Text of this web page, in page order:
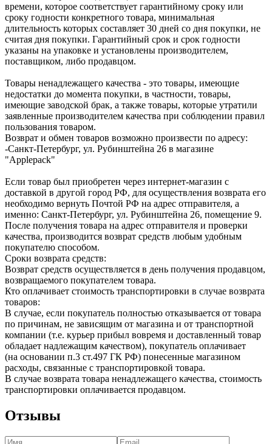
времени, которое соответствует гарантийному сроку или
сроку годности конкретного товара, минимальная
длительность которых составляет 30 дней со дня покупки, не
считая дня покупки. Гарантийный срок и срок годности
указаны на упаковке и установлены производителем,
поставщиком, либо продавцом.
Товары ненадлежащего качества - это товары, имеющие
недостатки до момента покупки, в частности, товары,
имеющие заводской брак, а также товары, которые утратили
заявленные производителем качества при соблюдении правил
пользования товаром.
Возврат и обмен товаров возможно произвести по адресу:
-Санкт-Петербург, ул. Рубинштейна 26 в магазине
"Applepack"
Если товар был приобретен через интернет-магазин с
доставкой в другой город РФ, для осуществления возврата его
необходимо вернуть Почтой РФ на адрес отправителя, а
именно: Санкт-Петербург, ул. Рубинштейна 26, помещение 9.
После получения товара на адрес отправителя и проверки
качества, производится возврат средств любым удобным
покупателю способом.
Сроки возврата средств:
Возврат средств осуществляется в день получения продавцом,
возвращаемого покупателем товара.
Кто оплачивает стоимость транспортировки в случае возврата
товаров:
В случае, если покупатель полностью отказывается от товара
по причинам, не зависящим от магазина и от транспортной
компании (т.е. курьер прибыл вовремя и доставленный товар
обладает надлежащим качеством), покупатель оплачивает
(на основании п.3 ст.497 ГК РФ) понесенные магазином
расходы, связанные с транспортировкой товара.
В случае возврата товара ненадлежащего качества, стоимость
транспортировки оплачивается продавцом.
Отзывы